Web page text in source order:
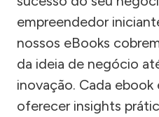
empreendedor
nossos eBooks
da ideia de negócio
inovação. Cada
oferecer insights